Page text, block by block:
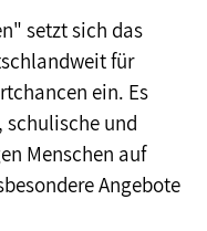
setzt sich das
für
ein. Es
schulische und
Menschen auf
Angebote